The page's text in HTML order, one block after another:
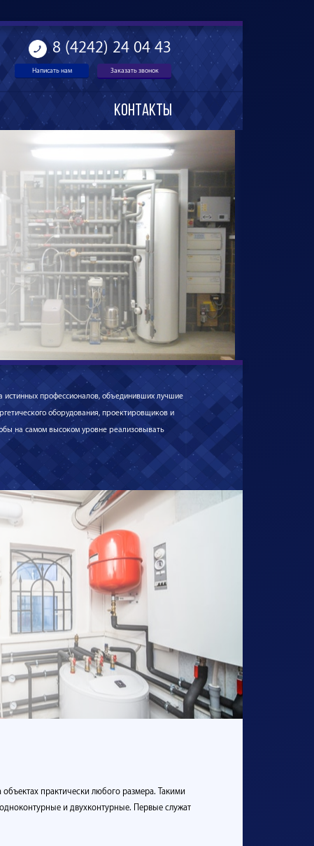
8 (4242) 24 04 43
Написать нам Заказать звонок
Контакты
истинных профессионалов, объединивших лучшие
оборудования, проектировщиков и
на самом высоком уровне реализовывать
практически любого размера. Такими
и двухконтурные. Первые служат